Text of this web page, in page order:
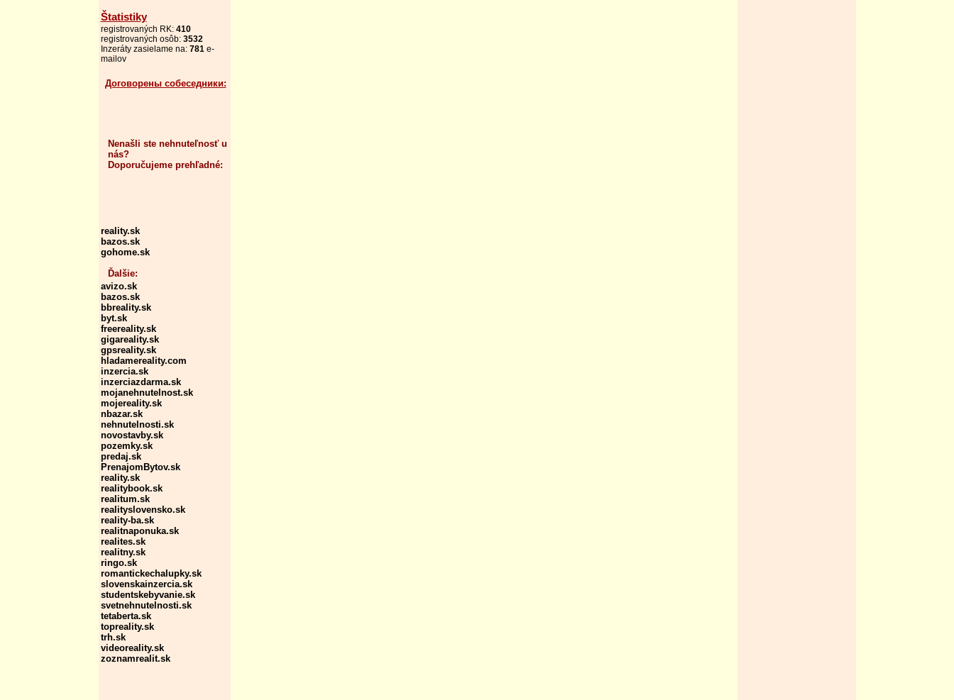
Štatistiky
registrovaných RK: 410
registrovaných osôb: 3532
Inzeráty zasielame na: 781e-
mailov
Договорены собеседники:
Nenašli ste nehnuteľnosť u
nás?
Doporučujeme prehľadné:
reality.sk
bazos.sk
gohome.sk
Ďalšie:
avizo.sk
bazos.sk
bbreality.sk
byt.sk
freereality.sk
gigareality.sk
gpsreality.sk
hladamereality.com
inzercia.sk
inzerciazdarma.sk
mojanehnutelnost.sk
mojereality.sk
nbazar.sk
nehnutelnosti.sk
novostavby.sk
pozemky.sk
predaj.sk
PrenajomBytov.sk
reality.sk
realitybook.sk
realitum.sk
realityslovensko.sk
reality-ba.sk
realitnaponuka.sk
realites.sk
realitny.sk
ringo.sk
romantickechalupky.sk
slovenskainzercia.sk
studentskebyvanie.sk
svetnehnutelnosti.sk
tetaberta.sk
topreality.sk
trh.sk
videoreality.sk
zoznamrealit.sk